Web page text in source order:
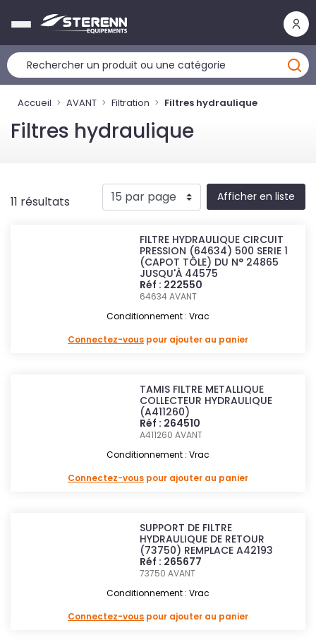
Accueil AVANT Filtration Filtres hydraulique
Filtres hydraulique
11 résultats Afficher en liste
FILTRE HYDRAULIQUE CIRCUIT
PRESSION (64634) 500 SERIE 1
(CAPOT TÔLE) DU N° 24865
JUSQU'À 44575
Réf : 222550
64634AVANT
Conditionnement : Vrac
Connectez-vous pour ajouter au panier
TAMIS FILTRE METALLIQUE
COLLECTEUR HYDRAULIQUE
(A411260)
Réf : 264510
A411260AVANT
Conditionnement : Vrac
Connectez-vous pour ajouter au panier
SUPPORT DE FILTRE
HYDRAULIQUE DE RETOUR
(73750) REMPLACE A42193
Réf : 265677
73750AVANT
Conditionnement : Vrac
Connectez-vous pour ajouter au panier